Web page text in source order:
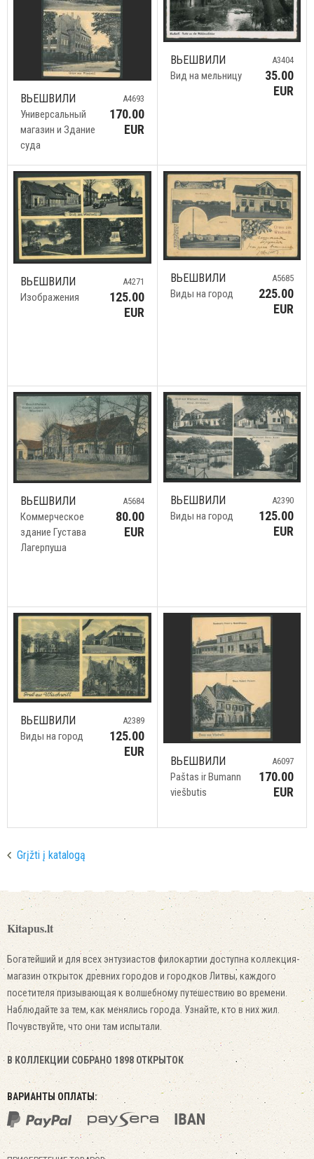
ВЬЕШВИЛИ
Универсальный
магазин и Здание
суда
A4693
170.00
EUR
ВЬЕШВИЛИ
Вид на мельницу
A3404
35.00
EUR
ВЬЕШВИЛИ
Изображения
A4271
125.00
EUR
ВЬЕШВИЛИ
Виды на город
A5685
225.00
EUR
ВЬЕШВИЛИ
Коммерческое
здание Густава
Лагерпуша
A5684
80.00
EUR
ВЬЕШВИЛИ
Виды на город
A2390
125.00
EUR
ВЬЕШВИЛИ
Виды на город
A2389
125.00
EUR
ВЬЕШВИЛИ
Paštas ir Bumann
viešbutis
A6097
170.00
EUR
Grįžti į katalogą
Kitapus.lt
Богатейший и для всех энтузиастов филокартии доступна коллекция-
магазин открыток древних городов и городков Литвы, каждого
посетителя призывающая к волшебному путешествию во времени.
Наблюдайте за тем, как менялись города. Узнайте, кто в них жил.
Почувствуйте, что они там испытали.
В КОЛЛЕКЦИИ СОБРАНО 1898 ОТКРЫТОК
ВАРИАНТЫ ОПЛАТЫ: